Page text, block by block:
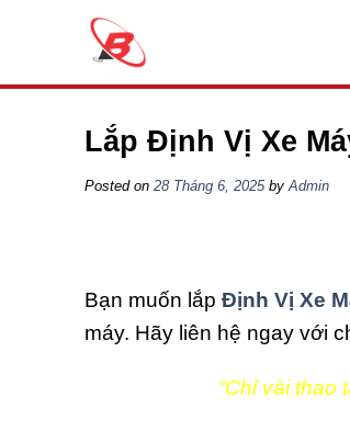
Lắp Định Vị Xe
Posted on 28 Tháng 6, 2025by Admin
Bạn muốn lắp Định Vị Xe
máy. Hãy liên hệ ngay với
“Chỉ vài thao